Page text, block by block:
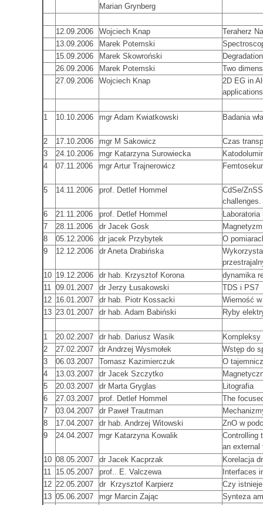
Marian Grynberg
12.09.2006 Wojciech Knap
Teraherz
13.09.2006
Marek Potemski
15.09.2006
Marek Skowroński
26.09.2006
Marek Potemski
Two
27.09.2006
Wojciech Knap
2D EG in
1 10.10.2006 mgr Adam Kwiatkowski Badania
2 17.10.2006 mgr M Sakowicz
Czas
3
24.10.2006 mgr Katarzyna Surowiecka
4
07.11.2006 mgr Artur Trajnerowicz
5 14.11.2006 prof. Detlef Hommel
CdSe/
challenges.
6
21.11.2006 prof. Detlef Hommel
7
28.11.2006 dr Jacek Gosk
8
05.12.2006 dr jacek Przybytek
O
9
12.12.2006 dr Aneta Drabińska
10 19.12.2006 dr hab. Krzysztof Korona
dynamika
11 09.01.2007 dr Jerzy Łusakowski
TDS i PS7
12 16.01.2007 dr hab. Piotr Kossacki
Wierność
13 23.01.2007 dr hab. Adam Babiński Ryby
1 20.02.2007 dr hab. Dariusz Wasik
Kompleksy
2
27.02.2007 dr Andrzej Wysmołek
Wstęp do
3
06.03.2007 Tomasz Kazimierczuk
O
4
13.03.2007 dr Jacek Szczytko
5
20.03.2007 dr Marta Gryglas
Litografia
6
27.03.2007 prof. Detlef Hommel
The
7
03.04.2007 dr Paweł Trautman
8
17.04.2007 dr hab. Andrzej Witowski
ZnO w
9
24.04.2007 mgr Katarzyna Kowalik
Controlling
an external
10 08.05.2007 dr Jacek Kacprzak
Korelacja
11 15.05.2007 prof.. E. Valczewa
Interfaces
12 22.05.2007 dr Krzysztof Karpierz
Czy
13 05.06.2007 mgr Marcin Zając Synteza